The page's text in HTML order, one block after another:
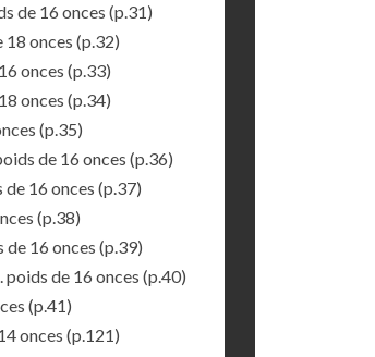
de 16 onces (p.31)
18 onces (p.32)
onces (p.33)
onces (p.34)
(p.35)
de 16 onces (p.36)
de 16 onces (p.37)
(p.38)
16 onces (p.39)
poids de 16 onces (p.40)
(p.41)
onces (p.121)